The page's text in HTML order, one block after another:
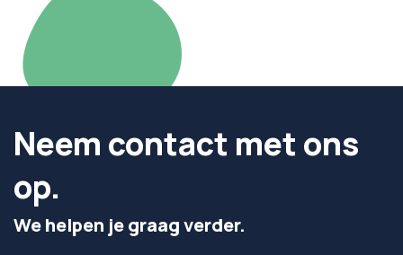
Neem contact met ons
op.
We helpen je graag verder.